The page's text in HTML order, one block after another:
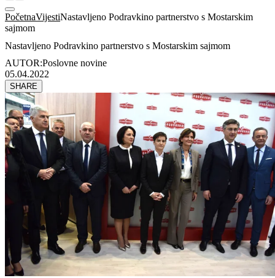
PočetnaVijestiNastavljeno Podravkino partnerstvo s Mostarskim
sajmom
Nastavljeno Podravkino partnerstvo s Mostarskim sajmom
AUTOR:Poslovne novine
05.04.2022
SHARE